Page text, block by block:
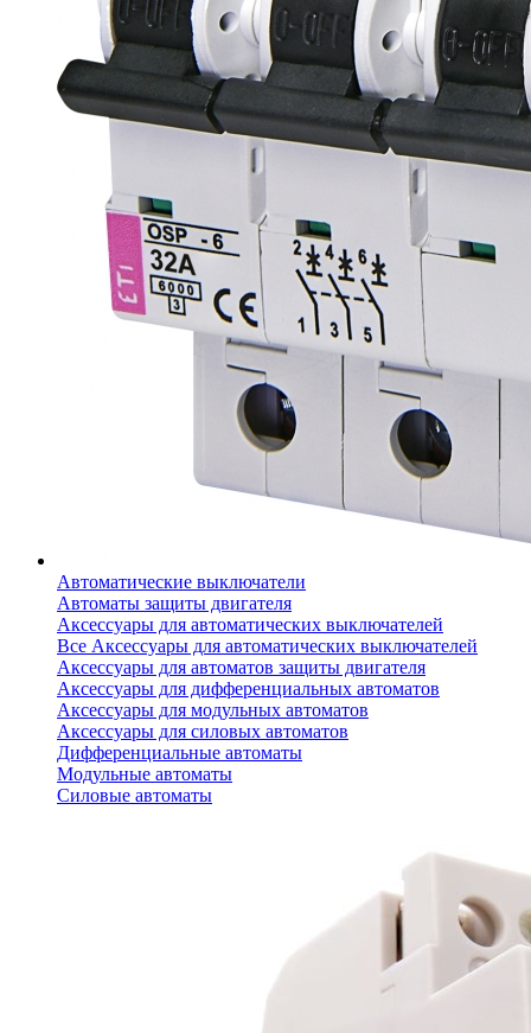
Автоматические выключатели
Автоматы защиты двигателя
Аксессуары для автоматических выключателей
Все Аксессуары для автоматических выключателей
Аксессуары для автоматов защиты двигателя
Аксессуары для дифференциальных автоматов
Аксессуары для модульных автоматов
Аксессуары для силовых автоматов
Дифференциальные автоматы
Модульные автоматы
Силовые автоматы